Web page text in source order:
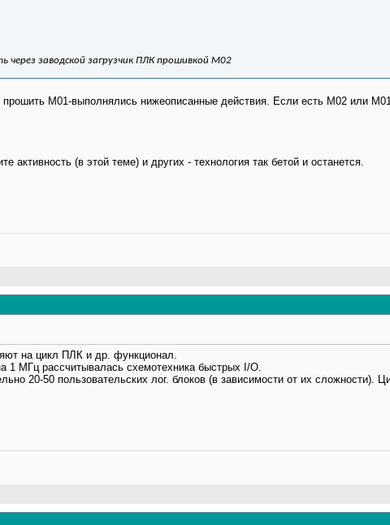
через заводской загрузчик ПЛК прошивкой M02
М01-выполнялись нижеописанные действия. Если есть М02 или
активность (в этой теме) и других - технология так бетой и останется.
на цикл ПЛК и др. функционал.
1 МГц рассчитывалась схемотехника быстрых I/O.
20-50 пользовательских лог. блоков (в зависимости от их сложности).